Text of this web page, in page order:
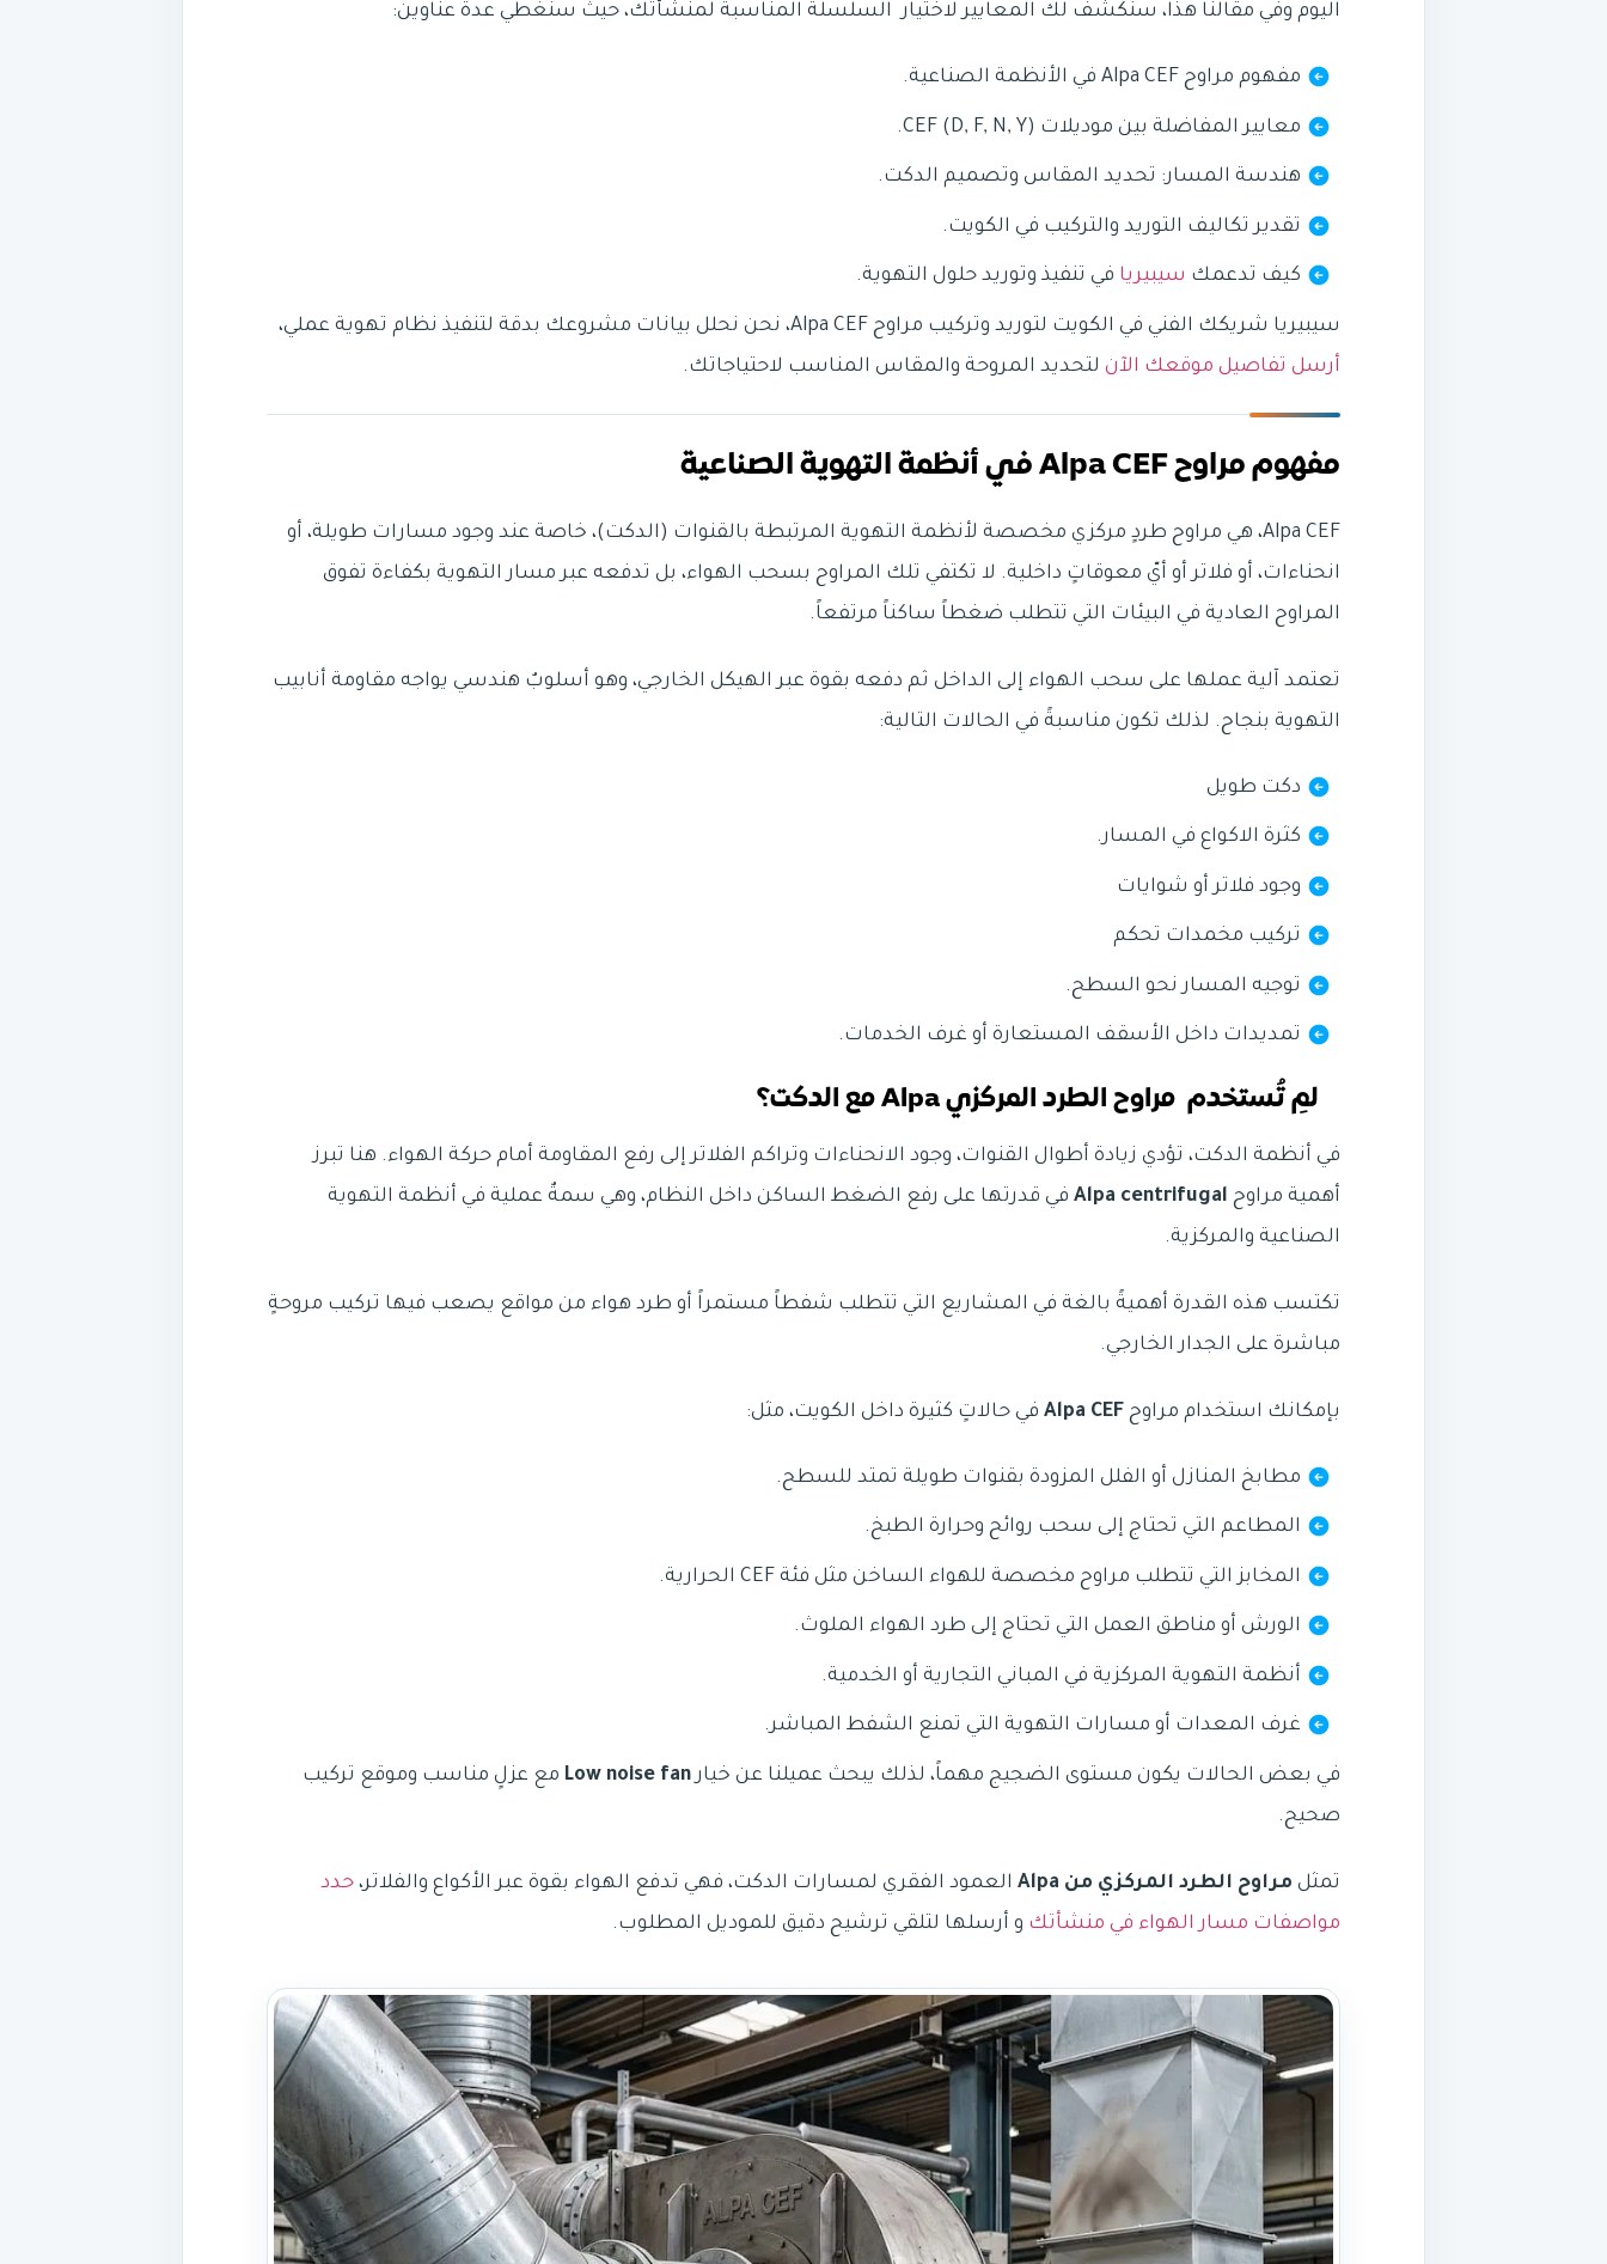
اليوم وفي مقالنا هذا، سنكشف لك المعايير لاختيار السلسلة المناسبة لمنشأتك، حيث سنغطي عدة عناوين:
مفهوم مراوح Alpa CEF في الأنظمة الصناعية.
معايير المفاضلة بين موديلات CEF (D, F, N, Y).
هندسة المسار: تحديد المقاس وتصميم الدكت.
تقدير تكاليف التوريد والتركيب في الكويت.
كيف تدعمك سيبيريا في تنفيذ وتوريد حلول التهوية.
سيبيريا شريكك الفني في الكويت لتوريد وتركيب مراوح Alpa CEF، نحن نحلل بيانات مشروعك بدقة لتنفيذ نظام تهوية عملي،
أرسل تفاصيل موقعك الآن لتحديد المروحة والمقاس المناسب لاحتياجاتك.
مفهوم مراوح Alpa CEF في أنظمة التهوية الصناعية
Alpa CEF، هي مراوح طردٍ مركزي مخصصة لأنظمة التهوية المرتبطة بالقنوات (الدكت)، خاصة عند وجود مسارات طويلة، أو
انحناءات، أو فلاتر أو أيّ معوقاتٍ داخلية. لا تكتفي تلك المراوح بسحب الهواء، بل تدفعه عبر مسار التهوية بكفاءة تفوق
المراوح العادية في البيئات التي تتطلب ضغطاً ساكناً مرتفعاً.
تعتمد آلية عملها على سحب الهواء إلى الداخل ثم دفعه بقوة عبر الهيكل الخارجي، وهو أسلوبٌ هندسي يواجه مقاومة أنابيب
التهوية بنجاح. لذلك تكون مناسبةً في الحالات التالية:
دكت طويل
كثرة الاكواع في المسار.
وجود فلاتر أو شوايات
تركيب مخمدات تحكم
توجيه المسار نحو السطح.
تمديدات داخل الأسقف المستعارة أو غرف الخدمات.
لمِ تُستخدم مراوح الطرد المركزي Alpa مع الدكت؟
في أنظمة الدكت، تؤدي زيادة أطوال القنوات، وجود الانحناءات وتراكم الفلاتر إلى رفع المقاومة أمام حركة الهواء. هنا تبرز
أهمية مراوح Alpa centrifugal في قدرتها على رفع الضغط الساكن داخل النظام، وهي سمةٌ عملية في أنظمة التهوية
الصناعية والمركزية.
تكتسب هذه القدرة أهميةً بالغة في المشاريع التي تتطلب شفطاً مستمراً أو طرد هواء من مواقع يصعب فيها تركيب مروحةٍ
مباشرة على الجدار الخارجي.
بإمكانك استخدام مراوح في حالاتٍ كثيرة داخل الكويت، مثل:
مطابخ المنازل أو الفلل المزودة بقنوات طويلة تمتد للسطح.
المطاعم التي تحتاج إلى سحب روائح وحرارة الطبخ.
المخابز التي تتطلب مراوح مخصصة للهواء الساخن مثل فئة CEF الحرارية.
الورش أو مناطق العمل التي تحتاج إلى طرد الهواء الملوث.
أنظمة التهوية المركزية في المباني التجارية أو الخدمية.
غرف المعدات أو مسارات التهوية التي تمنع الشفط المباشر.
في بعض الحالات يكون مستوى الضجيج مهماً، لذلك يبحث عميلنا عن خيارLow noise fan
مع عزلٍ مناسب وموقع تركيب
صحيح.
تمثل مراوح الطرد المركزي من Alpa العمود الفقري لمسارات الدكت، فهي تدفع الهواء بقوة عبر الأكواع والفلاتر، حدد
مواصفات مسار الهواء في منشأتك و أرسلها لتلقي ترشيح دقيق للموديل المطلوب.